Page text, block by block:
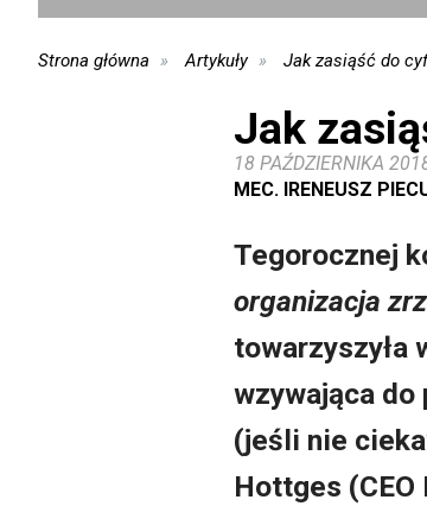
Strona główna Artykuły Jak zasiąść do
Jak
18 PAŹDZIERNIKA
MEC. IRENEUSZ
Tegorocznej
organizacja
towarzyszyła
wzywająca do
(jeśli nie
Hottges